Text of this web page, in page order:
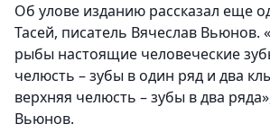
Об улове изданию рассказал еще
Тасей, писатель Вячеслав Вьюнов.
рыбы настоящие человеческие
челюсть – зубы в один ряд и два
верхняя челюсть – зубы в два
Вьюнов.